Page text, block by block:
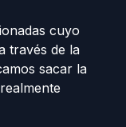
cuyo
través de la
sacar la